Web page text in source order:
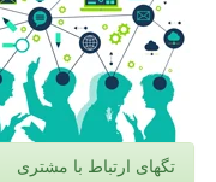
تگهای ارتباط با مشتری